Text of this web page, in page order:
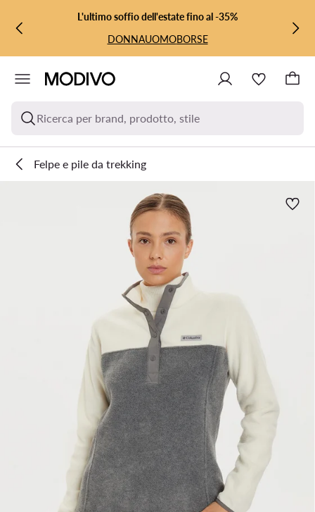
VAI AL CONTENUTO PRINCIPALE
VAI ALLA RICERCAL'ultimo soffio dell'estate fino al -35%
DONNAUOMOBORSE
Ricerca per brand, prodotto, stile
Felpe e pile da trekking